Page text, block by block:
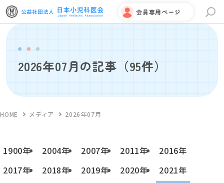
会員専用ページ
2026年07月の記事 （95件）
HOME メディア 2026年07月
1900年 2004年 2007年 2011年
2016年
2017年
2018年 2019年 2020年
2021年